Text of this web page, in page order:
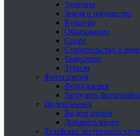
Здоровье
Земля и имущество
Культура
Образование
Спорт
Строительство и
Транспорт
Туризм
Фотогалерея
Фотогалерея
Загрузить
Видеогалерея
Видеогалерея
Добавить видео
Телефоны экстренных